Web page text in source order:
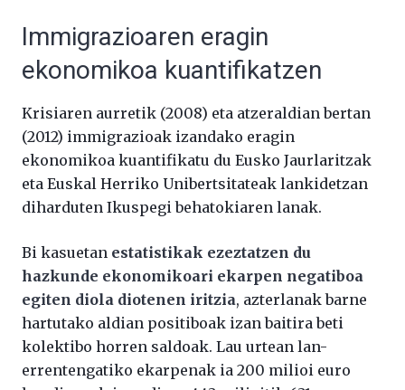
Immigrazioaren eragin
ekonomikoa kuantifikatzen
Krisiaren aurretik (2008) eta atzeraldian bertan
(2012) immigrazioak izandako eragin
ekonomikoa kuantifikatu du Eusko Jaurlaritzak
eta Euskal Herriko Unibertsitateak lankidetzan
diharduten Ikuspegi behatokiaren lanak.
Bi kasuetan estatistikak ezeztatzen du
hazkunde ekonomikoari ekarpen negatiboa
egiten diola diotenen iritzia, azterlanak barne
hartutako aldian positiboak izan baitira beti
kolektibo horren saldoak. Lau urtean lan-
errentengatiko ekarpenak ia 200 milioi euro